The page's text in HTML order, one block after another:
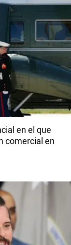
en el que
comercial en